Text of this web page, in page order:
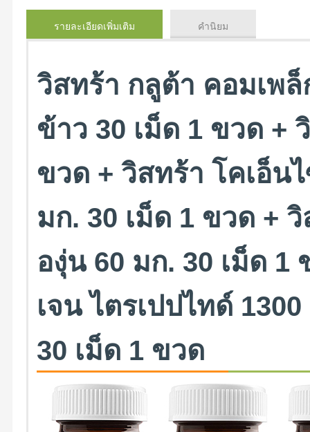
รายละเอียดเพิ่มเติม คำนิยม
วิสทร้า กลูต้า คอมเพ
ข้าว 30 เม็ด 1 ขวด +
ขวด + วิสทร้า โคเอ็น
มก. 30 เม็ด 1 ขวด +
องุ่น 60 มก. 30 เม็ด
เจน ไตรเปปไทด์
30 เม็ด 1 ขวด